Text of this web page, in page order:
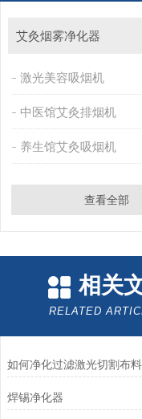
艾灸烟雾净化器
激光美容吸烟机
中医馆艾灸排烟机
养生馆艾灸吸烟机
查看全部
相关
RELATED
焊锡净化器